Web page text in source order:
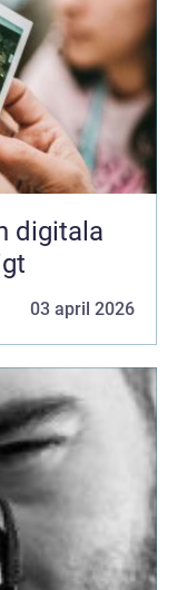
digitala
03 april 2026